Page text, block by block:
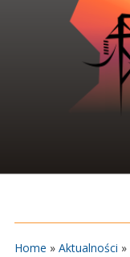
Home » Aktualności »